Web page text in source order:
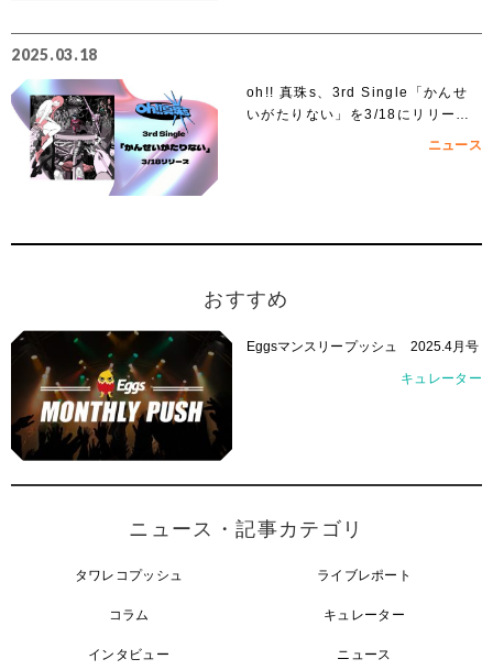
2025.03.18
oh!! 真珠s、3rd Single「かんせ
いがたりない」を3/18にリリー
ニュース
おすすめ
Eggsマンスリープッシュ 2025.4月号
キュレーター
ニュース・記事カテゴリ
タワレコプッシュ ライブレポート
コラム キュレーター
インタビュー ニュース